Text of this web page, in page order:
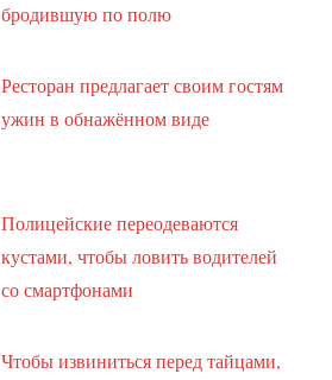
бродившую по полю
Ресторан предлагает своим гостям
ужин в обнажённом виде
Полицейские переодеваются
кустами, чтобы ловить водителей
со смартфонами
Чтобы извиниться перед тайцами,